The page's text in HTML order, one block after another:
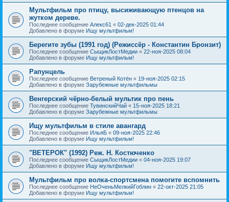
Мультфильм про птицу, высиживающую птенцов на
жутком дереве.
Последнее сообщение Алекс61 « 02-дек-2025 01:44
Добавлено в форуме Ищу мультфильм!
Берегите зубы (1991 год) (Режиссёр - Константин Бронзит)
Последнее сообщение СыщикЛостМедии « 22-ноя-2025 08:04
Добавлено в форуме Ищу мультфильм!
Рапунцель
Последнее сообщение Ветреный Котён « 19-ноя-2025 02:15
Добавлено в форуме Зарубежные мультфильмы
Венгерский чёрно-белый мультик про пень
Последнее сообщение ТувинскийЧай « 15-ноя-2025 18:21
Добавлено в форуме Зарубежные мультфильмы
Ищу мультфильм в стиле авангард
Последнее сообщение ИльяБ « 09-ноя-2025 22:46
Добавлено в форуме Ищу мультфильм!
"ВЕТЕРОК" (1992) Реж. Н. Костюченко
Последнее сообщение СыщикЛостМедии « 04-ноя-2025 19:07
Добавлено в форуме Ищу мультфильм!
Мультфильм про волка-спортсмена помогите вспомнить
Последнее сообщение НеОченьМелкийГоблин « 22-окт-2025 21:05
Добавлено в форуме Ищу мультфильм!